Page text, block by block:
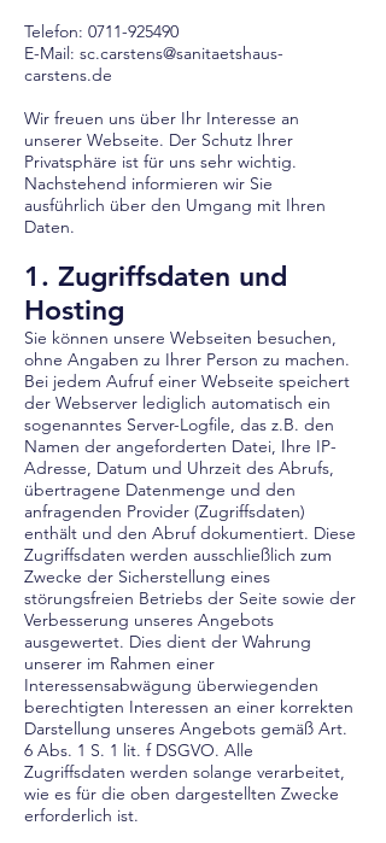
Telefon: 0711-925490
E-Mail: sc.carstens@sanitaetshaus-
carstens.de
Wir freuen uns über Ihr Interesse an
unserer Webseite. Der Schutz Ihrer
Privatsphäre ist für uns sehr wichtig.
Nachstehend informieren wir Sie
ausführlich über den Umgang mit Ihren
Daten.
1. Zugriffsdaten und
Hosting
Sie können unsere Webseiten besuchen,
ohne Angaben zu Ihrer Person zu machen.
Bei jedem Aufruf einer Webseite speichert
der Webserver lediglich automatisch ein
sogenanntes Server-Logfile, das z.B. den
Namen der angeforderten Datei, Ihre IP-
Adresse, Datum und Uhrzeit des Abrufs,
übertragene Datenmenge und den
anfragenden Provider (Zugriffsdaten)
enthält und den Abruf dokumentiert. Diese
Zugriffsdaten werden ausschließlich zum
Zwecke der Sicherstellung eines
störungsfreien Betriebs der Seite sowie der
Verbesserung unseres Angebots
ausgewertet. Dies dient der Wahrung
unserer im Rahmen einer
Interessensabwägung überwiegenden
berechtigten Interessen an einer korrekten
Darstellung unseres Angebots gemäß Art.
6 Abs. 1 S. 1 lit. f DSGVO. Alle
Zugriffsdaten werden solange verarbeitet,
wie es für die oben dargestellten Zwecke
erforderlich ist.